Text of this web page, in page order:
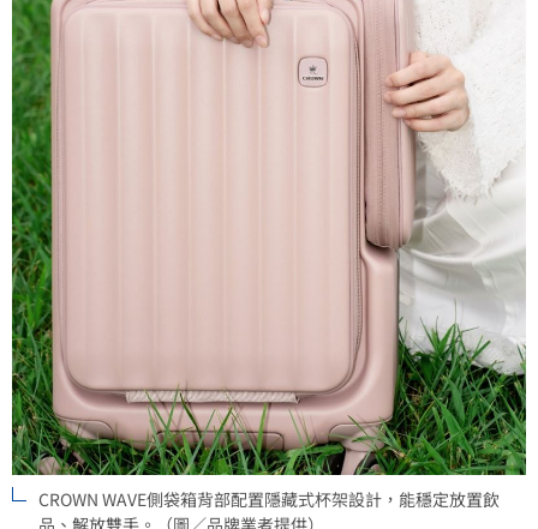
CROWN WAVE側袋箱背部配置隱藏式杯架設計，能穩定放置飲